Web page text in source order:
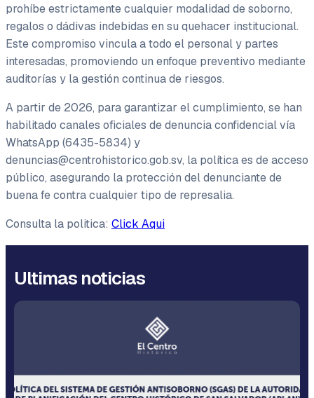
prohíbe estrictamente cualquier modalidad de soborno,
regalos o dádivas indebidas en su quehacer institucional.
Este compromiso vincula a todo el personal y partes
interesadas, promoviendo un enfoque preventivo mediante
auditorías y la gestión continua de riesgos.
A partir de 2026, para garantizar el cumplimiento, se han
habilitado canales oficiales de denuncia confidencial vía
WhatsApp (6435-5834) y
denuncias@centrohistorico.gob.sv, la política es de acceso
público, asegurando la protección del denunciante de
buena fe contra cualquier tipo de represalia.
Consulta la politica: Click Aqui
Ultimas noticias